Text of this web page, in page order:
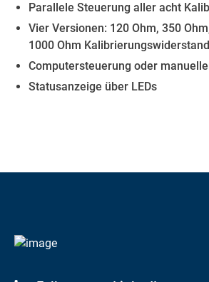
Parallele Steuerung aller acht
Vier Versionen: 120 Ohm, 350
1000 Ohm Kalibrierungswiderstand
Computersteuerung oder
Statusanzeige über LEDs